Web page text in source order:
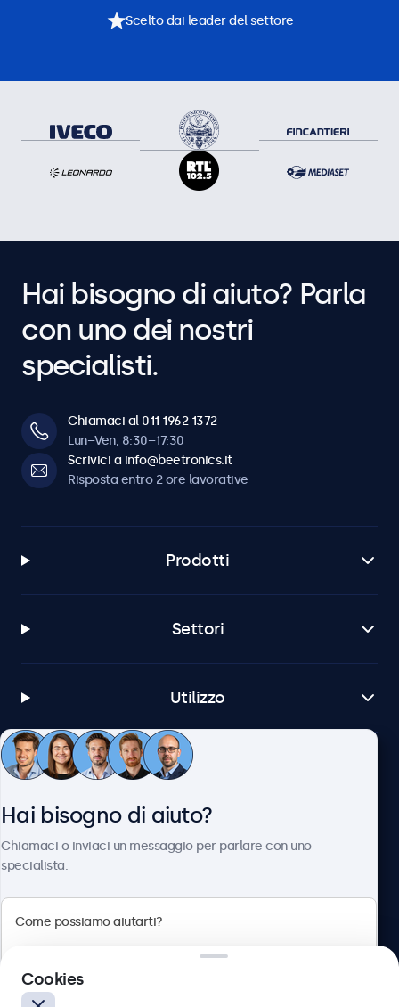
Scelto dai leader del settore
Hai bisogno di aiuto? Parla
con uno dei nostri
specialisti.
Chiamaci al 011 1962 1372
Lun–Ven, 8:30–17:30
Scrivici a info@beetronics.it
Risposta entro 2 ore lavorative
Prodotti
Settori
Utilizzo
Servizio Clienti
Hai bisogno di aiuto?
Chiamaci o inviaci un messaggio per parlare con uno
specialista.
Cookies